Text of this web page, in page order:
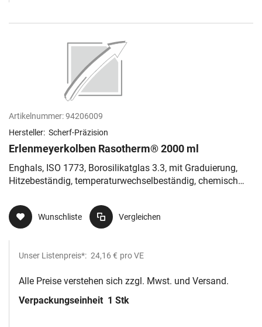
Artikelnummer:94206009
Hersteller: Scherf-Präzision
Erlenmeyerkolben Rasotherm® 2000 ml
Enghals, ISO 1773, Borosilikatglas 3.3, mit Graduierung,
Hitzebeständig, temperaturwechselbeständig, chemisch
Wunschliste Vergleichen
Unser Listenpreis*: 24,16 € pro VE
Alle Preise verstehen sich zzgl. Mwst. und Versand.
Verpackungseinheit 1 Stk